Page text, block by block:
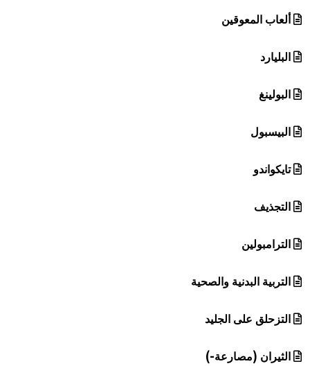
ألعاب المعوقين
البليارد
البولينغ
البيسبول
تايكواندو
التجذيف
الترامبولين
التربية البدنية والصحية
التزحلق على الجليد
الثيران (مصارعة-)